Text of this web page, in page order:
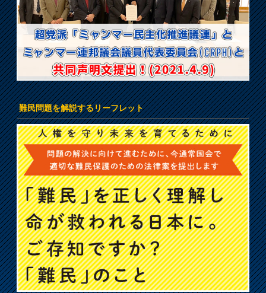
難民問題を解説するリーフレット